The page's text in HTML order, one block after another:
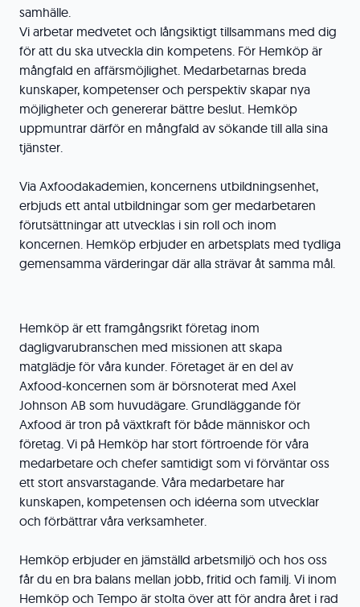
samhälle.
Vi arbetar medvetet och långsiktigt tillsammans med dig
för att du ska utveckla din kompetens. För Hemköp är
mångfald en affärsmöjlighet. Medarbetarnas breda
kunskaper, kompetenser och perspektiv skapar nya
möjligheter och genererar bättre beslut. Hemköp
uppmuntrar därför en mångfald av sökande till alla sina
tjänster.
Via Axfoodakademien, koncernens utbildningsenhet,
erbjuds ett antal utbildningar som ger medarbetaren
förutsättningar att utvecklas i sin roll och inom
koncernen. Hemköp erbjuder en arbetsplats med tydliga
gemensamma värderingar där alla strävar åt samma mål.
Hemköp är ett framgångsrikt företag inom
dagligvarubranschen med missionen att skapa
matglädje för våra kunder. Företaget är en del av
Axfood-koncernen som är börsnoterat med Axel
Johnson AB som huvudägare. Grundläggande för
Axfood är tron på växtkraft för både människor och
företag. Vi på Hemköp har stort förtroende för våra
medarbetare och chefer samtidigt som vi förväntar oss
ett stort ansvarstagande. Våra medarbetare har
kunskapen, kompetensen och idéerna som utvecklar
och förbättrar våra verksamheter.
Hemköp erbjuder en jämställd arbetsmiljö och hos oss
får du en bra balans mellan jobb, fritid och familj. Vi inom
Hemköp och Tempo är stolta över att för andra året i rad